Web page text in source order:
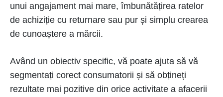
unui angajament mai mare, îmbunătățirea ratelor
de achiziție cu returnare sau pur și simplu crearea
de cunoaștere a mărcii.
Având un obiectiv specific, vă poate ajuta să vă
segmentați corect consumatorii și să obțineți
rezultate mai pozitive din orice activitate a afacerii